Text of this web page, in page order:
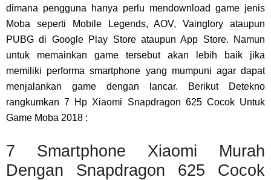
dimana pengguna hanya perlu mendownload game jenis
Moba seperti Mobile Legends, AOV, Vainglory ataupun
PUBG di Google Play Store ataupun App Store. Namun
untuk memainkan game tersebut akan lebih baik jika
memiliki performa smartphone yang mumpuni agar dapat
menjalankan game dengan lancar. Berikut Detekno
rangkumkan 7 Hp Xiaomi Snapdragon 625 Cocok Untuk
Game Moba 2018 :
7 Smartphone Xiaomi Murah
Dengan Snapdragon 625 Cocok